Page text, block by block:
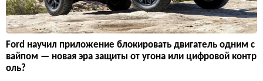
Ford научил приложение блокировать двигатель одним с
вайпом — новая эра защиты от угона или цифровой контр
оль?